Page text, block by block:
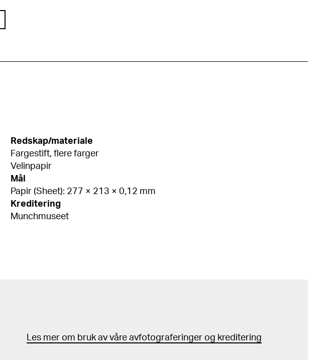
Redskap/materiale
Fargestift, flere farger
Velinpapir
Mål
Papir (Sheet): 277 × 213 × 0,12 mm
Kreditering
Munchmuseet
Les mer om bruk av våre avfotograferinger og kreditering